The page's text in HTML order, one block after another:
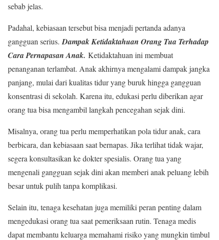
sebab jelas.
Padahal, kebiasaan tersebut bisa menjadi pertanda adanya
gangguan serius. Dampak Ketidaktahuan Orang Tua Terhadap
Cara Pernapasan Anak. Ketidaktahuan ini membuat
penanganan terlambat. Anak akhirnya mengalami dampak jangka
panjang, mulai dari kualitas tidur yang buruk hingga gangguan
konsentrasi di sekolah. Karena itu, edukasi perlu diberikan agar
orang tua bisa mengambil langkah pencegahan sejak dini.
Misalnya, orang tua perlu memperhatikan pola tidur anak, cara
berbicara, dan kebiasaan saat bernapas. Jika terlihat tidak wajar,
segera konsultasikan ke dokter spesialis. Orang tua yang
mengenali gangguan sejak dini akan memberi anak peluang lebih
besar untuk pulih tanpa komplikasi.
Selain itu, tenaga kesehatan juga memiliki peran penting dalam
mengedukasi orang tua saat pemeriksaan rutin. Tenaga medis
dapat membantu keluarga memahami risiko yang mungkin timbul